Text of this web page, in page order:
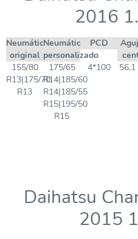
2016
Neumático
original
Neumático
personalizado
PCD
155/80
R13|175/70
R13
175/65
R14|185/60
R14|185/55
R15|195/50
R15
4*100 56,1
Daihatsu
2015